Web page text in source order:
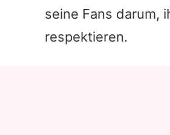
seine Fans darum,
respektieren.